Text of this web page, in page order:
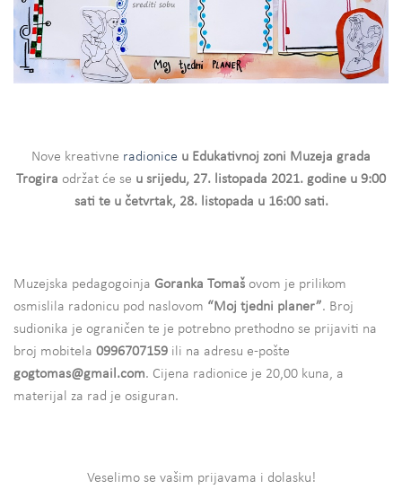
Nove kreativne radionice u Edukativnoj zoni Muzeja grada
Trogira održat će se u srijedu, 27. listopada 2021. godine u 9:00
sati te u četvrtak, 28. listopada u 16:00 sati.
Muzejska pedagogoinja Goranka Tomaš ovom je prilikom
osmislila radonicu pod naslovom “Moj tjedni planer”. Broj
sudionika je ograničen te je potrebno prethodno se prijaviti na
broj mobitela 0996707159 ili na adresu e-pošte
gogtomas@gmail.com. Cijena radionice je 20,00 kuna, a
materijal za rad je osiguran.
Veselimo se vašim prijavama i dolasku!